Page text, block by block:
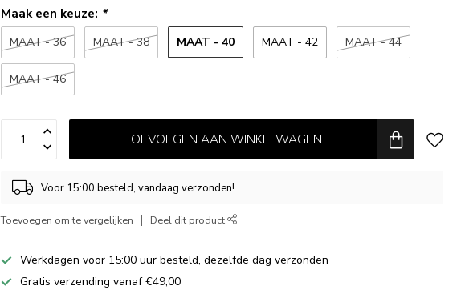
Maak een keuze: *
MAAT - 36 MAAT - 38 MAAT - 40 MAAT - 42 MAAT - 44
MAAT - 46
TOEVOEGEN AAN WINKELWAGEN
Voor 15:00 besteld, vandaag verzonden!
Toevoegen om te vergelijken Deel dit product
Werkdagen voor 15:00 uur besteld, dezelfde dag verzonden
Gratis verzending vanaf €49,00